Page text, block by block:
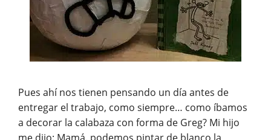
Pues ahí nos tienen pensando un día antes de
entregar el trabajo, como siempre… como íbamos
a decorar la calabaza con forma de Greg? Mi hijo